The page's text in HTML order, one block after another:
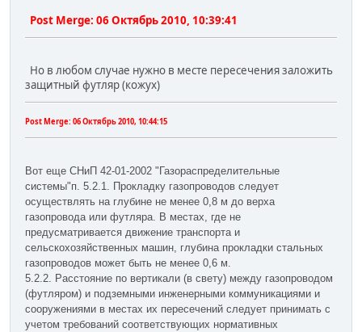
Post Merge: 06 Октябрь 2010, 10:39:41
Но в любом случае нужно в месте пересечения заложить
защитный футляр (кожух)
Post Merge: 06 Октябрь 2010, 10:44:15
Вот еще СНиП 42-01-2002 "Газораспределительные
системы"п. 5.2.1. Прокладку газопроводов следует
осуществлять на глубине не менее 0,8 м до верха
газопровода или футляра. В местах, где не
предусматривается движение транспорта и
сельскохозяйственных машин, глубина прокладки стальных
газопроводов может быть не менее 0,6 м.
5.2.2. Расстояние по вертикали (в свету) между газопроводом
(футляром) и подземными инженерными коммуникациями и
сооружениями в местах их пересечений следует принимать с
учетом требований соответствующих нормативных